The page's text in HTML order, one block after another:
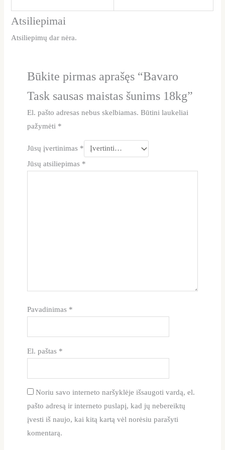
Atsiliepimai
Atsiliepimų dar nėra.
Būkite pirmas aprašęs “Bavaro
Task sausas maistas šunims 18kg”
El. pašto adresas nebus skelbiamas. Būtini laukeliai
pažymėti *
Jūsų įvertinimas *
Jūsų atsiliepimas *
Pavadinimas *
El. paštas *
Noriu savo interneto naršyklėje išsaugoti vardą, el.
pašto adresą ir interneto puslapį, kad jų nebereiktų
įvesti iš naujo, kai kitą kartą vėl norėsiu parašyti
komentarą.